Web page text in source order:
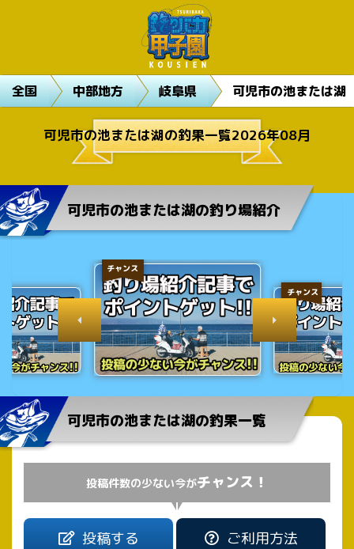
全国 中部地方 岐阜県 可児市の池または湖
可児市の池または湖の釣果一覧2026年08月
可児市の池または湖の釣り場紹介
チャンス
チャンス
可児市の池または湖の釣果一覧
投稿件数の少ない今がチャンス！
投稿する ご利用方法